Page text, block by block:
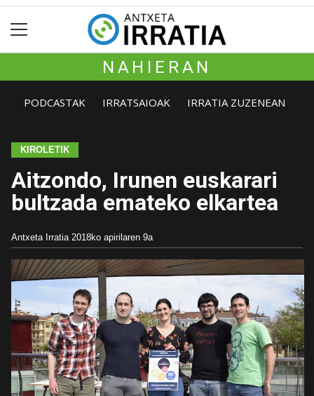
NAHIERAN
PODCASTAK IRRATSAIOAK IRRATIA ZUZENEAN
KIROLETIK
Aitzondo, Irunen euskarari
bultzada emateko elkartea
Antxeta Irratia 2018ko apirilaren 9a